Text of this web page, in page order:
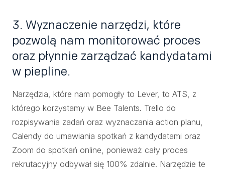
3. Wyznaczenie narzędzi, które
pozwolą nam monitorować proces
oraz płynnie zarządzać kandydatami
w piepline.
Narzędzia, które nam pomogły to Lever, to ATS, z
którego korzystamy w Bee Talents. Trello do
rozpisywania zadań oraz wyznaczania action planu,
Calendy do umawiania spotkań z kandydatami oraz
Zoom do spotkań online, ponieważ cały proces
rekrutacyjny odbywał się 100% zdalnie. Narzędzie te